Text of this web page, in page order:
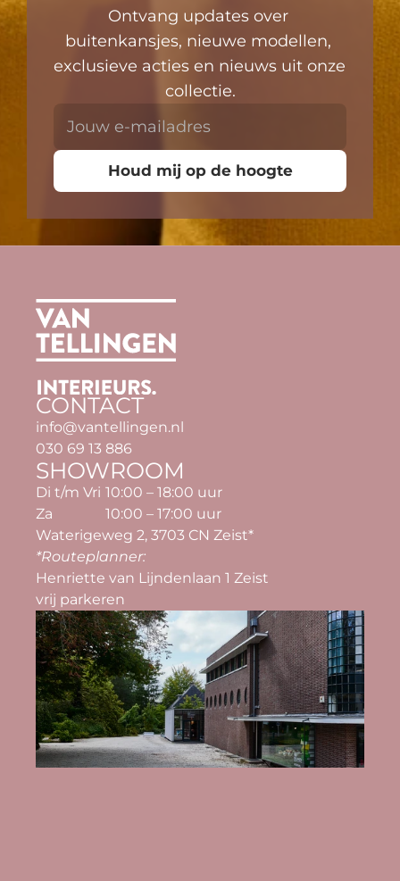
Ontvang updates over
buitenkansjes, nieuwe modellen,
exclusieve acties en nieuws uit onze
collectie.
CONTACT
info@vantellingen.nl
030 69 13 886
SHOWROOM
Di t/m Vri
Za
10:00 – 18:00 uur
10:00 – 17:00 uur
Waterigeweg 2, 3703 CN Zeist*
*Routeplanner:
Henriette van Lijndenlaan 1 Zeist
vrij parkeren